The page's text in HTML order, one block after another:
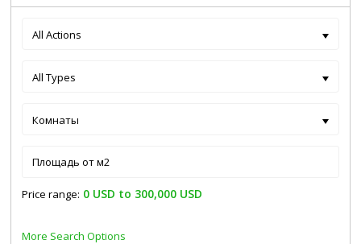
All Actions
All Types
Комнаты
Price range: 0 USD to 300,000 USD
More Search Options